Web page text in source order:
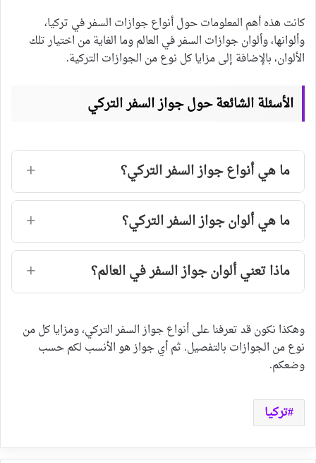
كانت هذه أهم المعلومات حول أنواع جوازات السفر في تركيا،
وألوانها، وألوان جوازات السفر في العالم وما الغاية من اختيار تلك
الألوان، بالإضافة إلى مزايا كل نوع من الجوازات التركية.
الأسئلة الشائعة حول جواز السفر التركي
ما هي أنواع جواز السفر التركي؟
ما هي ألوان جواز السفر التركي؟
ماذا تعني ألوان جواز السفر في العالم؟
وهكذا نكون قد تعرفنا على أنواع جواز السفر التركي، ومزايا كل من
نوع من الجوازات بالتفصيل. ثم أي جواز هو الأنسب لكم حسب
وضعكم.
تركيا